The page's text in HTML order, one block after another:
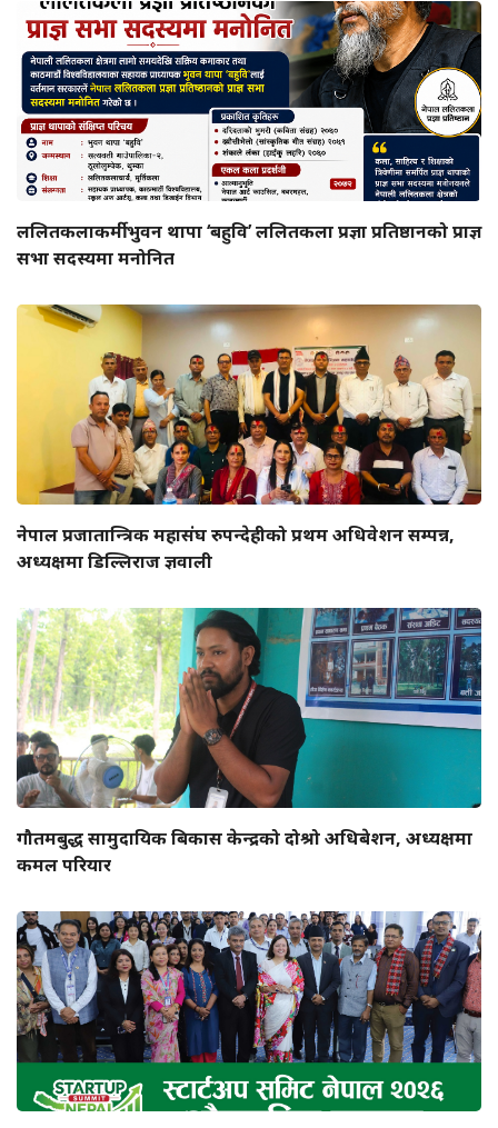
ललितकलाकर्मी भुवन थापा ‘बहुवि’ ललितकला प्रज्ञा प्रतिष्ठानको प्राज्ञ
सभा सदस्यमा मनोनित
नेपाल प्रजातान्त्रिक महासंघ रुपन्देहीको प्रथम अधिवेशन सम्पन्न,
अध्यक्षमा डिल्लिराज ज्ञवाली
गौतमबुद्ध सामुदायिक बिकास केन्द्रको दोश्रो अधिबेशन, अध्यक्षमा
कमल परियार